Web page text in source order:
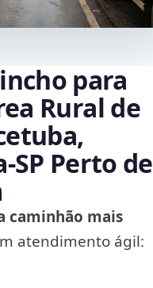
para
Rural de
Perto de
caminhão mais
atendimento ágil: